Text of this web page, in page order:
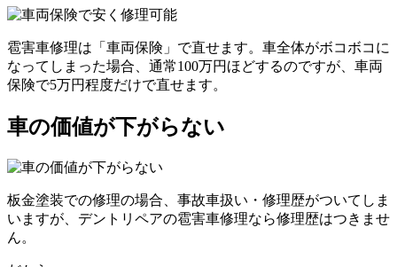
雹害車修理は「車両保険」で直せます。車全体がボコボコに
なってしまった場合、通常100万円ほどするのですが、車両
保険で5万円程度だけで直せます。
車の価値が下がらない
板金塗装での修理の場合、事故車扱い・修理歴がついてしま
いますが、デントリペアの雹害車修理なら修理歴はつきませ
ん。